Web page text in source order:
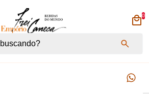
Empório Frei Caneca
0